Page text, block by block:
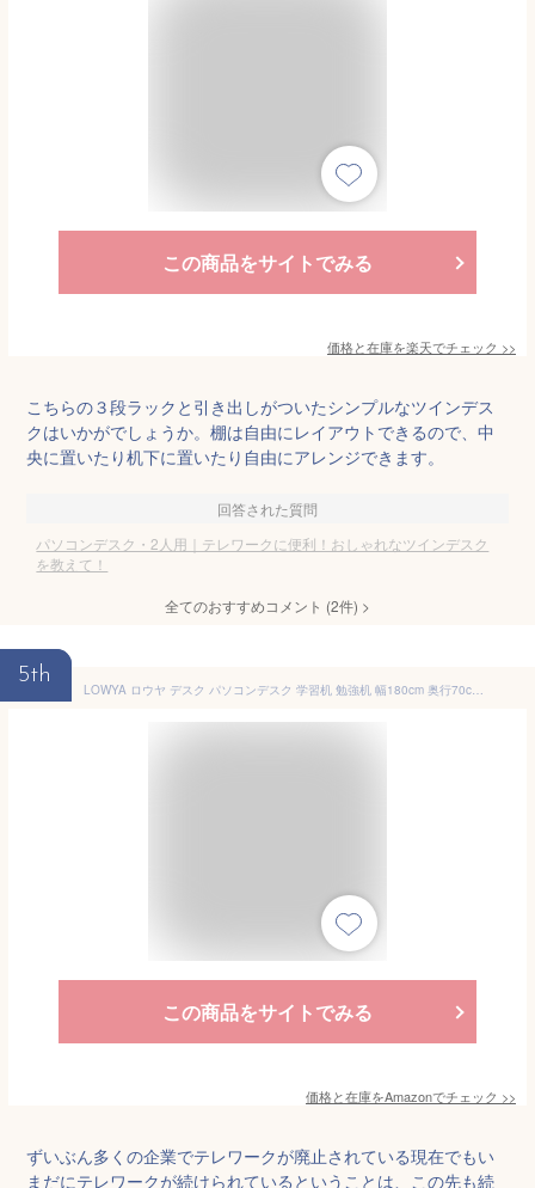
この商品をサイトでみる
価格と在庫を楽天でチェック >>
こちらの３段ラックと引き出しがついたシンプルなツインデス
クはいかがでしょうか。棚は自由にレイアウトできるので、中
央に置いたり机下に置いたり自由にアレンジできます。
回答された質問
パソコンデスク・2人用｜テレワークに便利！おしゃれなツインデスク
を教えて！
全てのおすすめコメント (2件) >
5th
LOWYA ロウヤ デスク パソコンデスク 学習机 勉強机 幅180cm 奥行70cm 収納付き 本棚 pcデスク ブラウン
この商品をサイトでみる
価格と在庫をAmazonでチェック >>
ずいぶん多くの企業でテレワークが廃止されている現在でもい
まだにテレワークが続けられているということは、この先も続